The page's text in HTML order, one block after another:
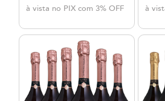
à vista no PIX com 3% OFF à